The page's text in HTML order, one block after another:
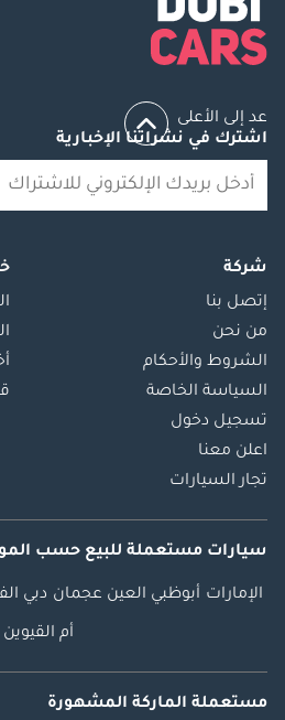
عد إلى الأعلى
اشترك في نشراتنا الإخبارية
شركة
إتصل بنا
من نحن
الشروط والأحكام
السياسة الخاصة
تسجيل دخول
اعلن معنا
تجار السيارات
سيارات مستعملة للبيع حسب
الإمارات أبوظبي العين عجمان دبي
أم القيوين
مستعملة الماركة المشهورة